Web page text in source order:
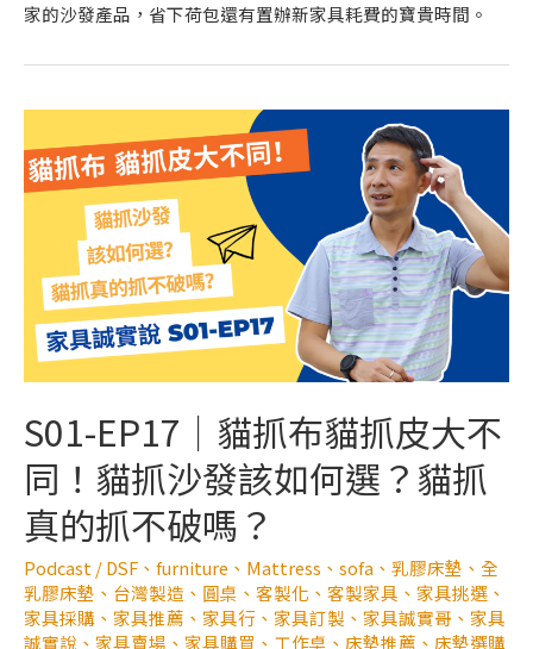
家的沙發產品，省下荷包還有置辦新家具耗費的寶貴時間。
S01-EP17｜貓抓布貓抓皮大不
同！貓抓沙發該如何選？貓抓
真的抓不破嗎？
Podcast/DSF 、 furniture 、 Mattress 、 sofa 、 乳膠床墊 、 全
乳膠床墊 、 台灣製造 、 圓桌 、 客製化 、 客製家具 、 家具挑選 、
家具採購 、 家具推薦 、 家具行 、 家具訂製 、 家具誠實哥 、 家具
誠實說 、 家具賣場 、 家具購買 、 工作桌 、 床墊推薦 、 床墊選購